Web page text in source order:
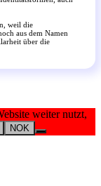
weil die
aus dem Namen
über die
weiter nutzt,
NOK